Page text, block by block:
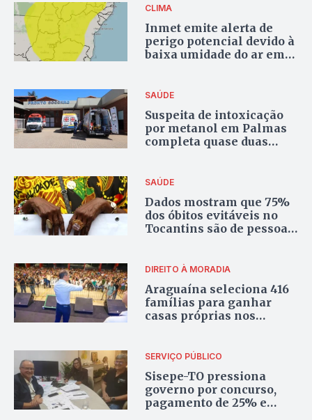
CLIMA
Inmet emite alerta de
perigo potencial devido à
baixa umidade do ar em
SAÚDE
Suspeita de intoxicação
por metanol em Palmas
completa quase duas
SAÚDE
Dados mostram que 75%
dos óbitos evitáveis no
Tocantins são de pessoas
DIREITO À MORADIA
Araguaína seleciona 416
famílias para ganhar
casas próprias nos
SERVIÇO PÚBLICO
Sisepe-TO pressiona
governo por concurso,
pagamento de 25% e